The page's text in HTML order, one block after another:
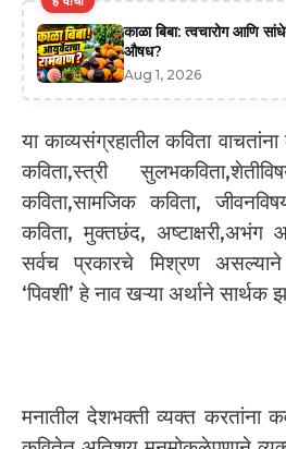
काळा बिबा: त्वचारोग आणि
औषध?
Aug 1, 2026
या काव्यसंग्रहातील कविता
कविता,स्त्री
कविता,सामजिक कविता,
कविता, मुक्तछंद, अष्टाक्षरी,अभंग
सर्वच प्रकारचे मिश्रण असल्याने
‘पिवशी’ हे नाव खऱ्या अर्थाने सार्थक
मनातील देशभक्ती व्यक्त करतांना